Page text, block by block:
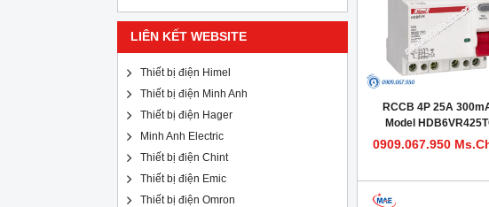
LIÊN KẾT WEBSITE
Thiết bị điện Himel
Thiết bị điện Minh Anh
Thiết bị điện Hager
Minh Anh Electric
Thiết bị điện Chint
Thiết bị điện Emic
Thiết bị điện Omron
RCCB 4P 25A
Model
0909.067.950